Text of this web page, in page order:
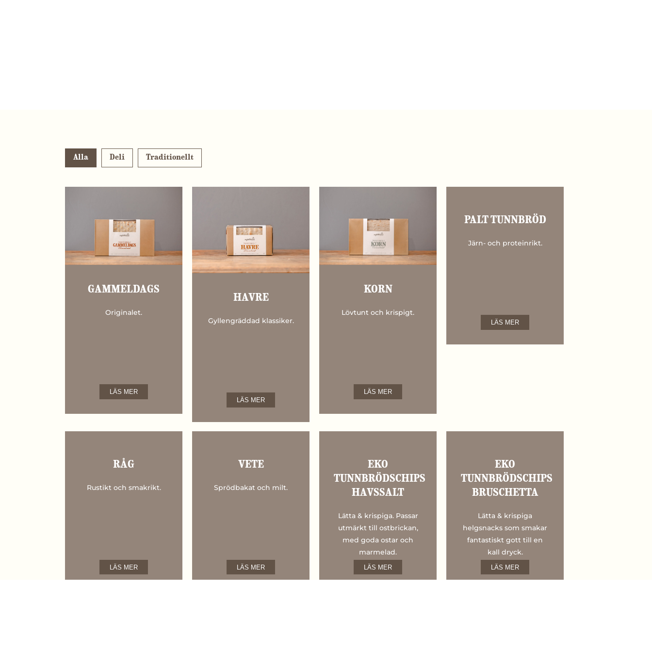
Alla Deli Traditionellt
GAMMELDAGS
Originalet.
LÄS MER
HAVRE
Gyllengräddad klassiker.
LÄS MER
KORN
Lövtunt och krispigt.
LÄS MER
PALT TUNNBRÖD
Järn- och proteinrikt.
LÄS MER
RÅG
Rustikt och smakrikt.
LÄS MER
VETE
Sprödbakat och milt.
LÄS MER
EKO
TUNNBRÖDSCHIPS
HAVSSALT
Lätta & krispiga. Passar
utmärkt till ostbrickan,
med goda ostar och
marmelad.
LÄS MER
EKO
TUNNBRÖDSCHIPS
BRUSCHETTA
Lätta & krispiga
helgsnacks som smakar
fantastiskt gott till en
kall dryck.
LÄS MER